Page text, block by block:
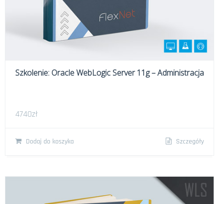
Szkolenie: Oracle WebLogic Server 11g – Administracja
4740zł
Dodaj do koszyka Szczegóły